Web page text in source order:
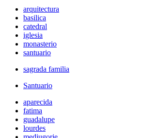
arquitectura
basilica
catedral
iglesia
monasterio
santuario
sagrada familia
Santuario
aparecida
fatima
guadalupe
lourdes